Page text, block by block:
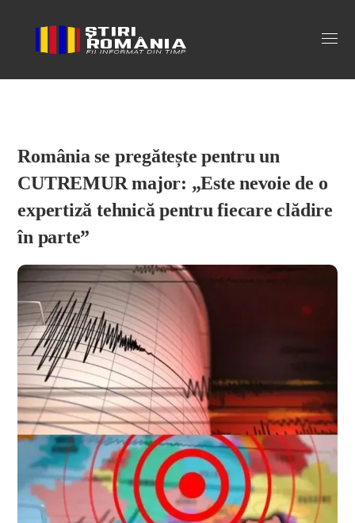
Stiri Romania
România se pregătește pentru un
CUTREMUR major: „Este nevoie de o
expertiză tehnică pentru fiecare clădire
în parte”